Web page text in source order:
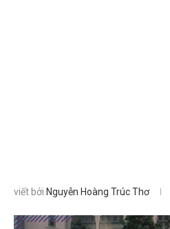
viết bởi Nguyễn Hoàng Trúc Thơ